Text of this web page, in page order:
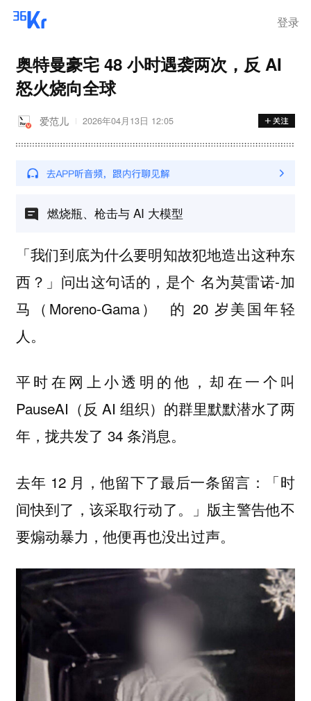
登录
奥特曼豪宅 48 小时遇袭两次，反 AI
怒火烧向全球
爱范儿 2026年04月13日 12:05
燃烧瓶、枪击与 AI 大模型
「我们到底为什么要明知故犯地造出这种东
西？」问出这句话的，是个 名为莫雷诺-加
马（Moreno-Gama） 的 20 岁美国年轻
人。
平时在网上小透明的他，却在一个叫
PauseAI（反 AI 组织）的群里默默潜水了两
年，拢共发了 34 条消息。
去年 12 月，他留下了最后一条留言：「时
间快到了，该采取行动了。」版主警告他不
要煽动暴力，他便再也没出过声。